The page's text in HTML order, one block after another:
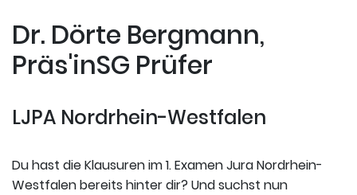
Dr. Dörte Bergmann,
Präs'inSG Prüfer
LJPA Nordrhein-Westfalen
Du hast die Klausuren im 1. Examen Jura Nordrhein-
Westfalen bereits hinter dir? Und suchst nun